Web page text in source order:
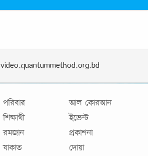
video.quantummethod.org.bd
পরিবার
শিক্ষার্থী
রমজান
যাকাত
আল কোরআন
ইভেন্ট
প্রকাশনা
দোয়া